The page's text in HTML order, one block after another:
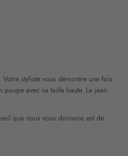
styliste vous démontre une fois
poupe avec sa taille haute. Le jean
que nous vous donnons est de